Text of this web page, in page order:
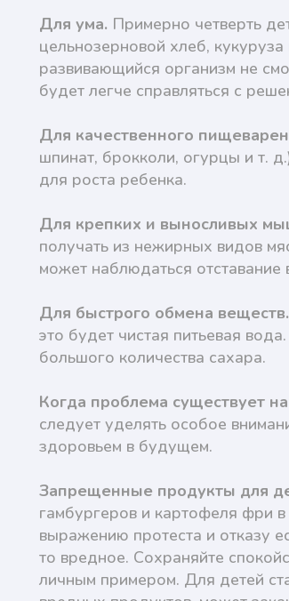
Для ума. Примерно четверть
цельнозерновой хлеб,
развивающийся организм не
будет легче справляться с
Для качественного
шпинат, брокколи, огурцы и т.
для роста ребенка.
Для крепких и выносливых
получать из нежирных видов
может наблюдаться отставание
Для быстрого обмена веществ.
это будет чистая питьевая
большого количества сахара.
Когда проблема существует
следует уделять особое
здоровьем в будущем.
Запрещенные продукты для
гамбургеров и картофеля фри
выражению протеста и отказу
то вредное. Сохраняйте
личным примером. Для детей